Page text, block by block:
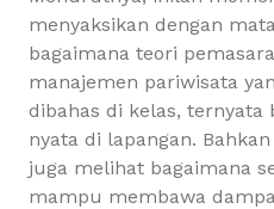
menyaksikan dengan
bagaimana teori
manajemen pariwisata
dibahas di kelas, ternyata
nyata di lapangan.
juga melihat bagaimana
mampu membawa